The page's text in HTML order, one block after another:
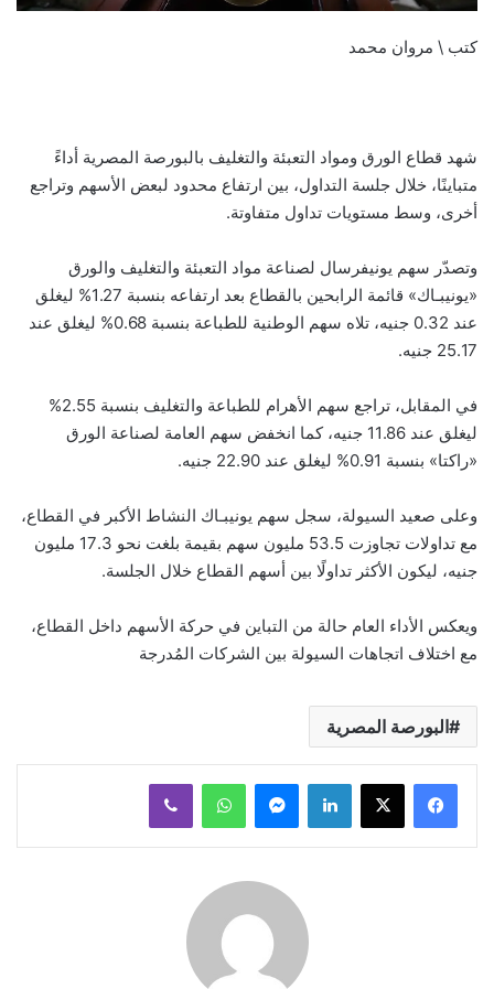
كتب \ مروان محمد
شهد قطاع الورق ومواد التعبئة والتغليف بالبورصة المصرية أداءً
متباينًا، خلال جلسة التداول، بين ارتفاع محدود لبعض الأسهم وتراجع
أخرى، وسط مستويات تداول متفاوتة.
وتصدّر سهم يونيفرسال لصناعة مواد التعبئة والتغليف والورق
«يونيبـاك» قائمة الرابحين بالقطاع بعد ارتفاعه بنسبة 1.27% ليغلق
عند 0.32 جنيه، تلاه سهم الوطنية للطباعة بنسبة 0.68% ليغلق عند
25.17 جنيه.
في المقابل، تراجع سهم الأهرام للطباعة والتغليف بنسبة 2.55%
ليغلق عند 11.86 جنيه، كما انخفض سهم العامة لصناعة الورق
«راكتا» بنسبة 0.91% ليغلق عند 22.90 جنيه.
وعلى صعيد السيولة، سجل سهم يونيبـاك النشاط الأكبر في القطاع،
مع تداولات تجاوزت 53.5 مليون سهم بقيمة بلغت نحو 17.3 مليون
جنيه، ليكون الأكثر تداولًا بين أسهم القطاع خلال الجلسة.
ويعكس الأداء العام حالة من التباين في حركة الأسهم داخل القطاع،
مع اختلاف اتجاهات السيولة بين الشركات المُدرجة
البورصة المصرية
لينكدإن ماسنجر واتساب ڤايبر